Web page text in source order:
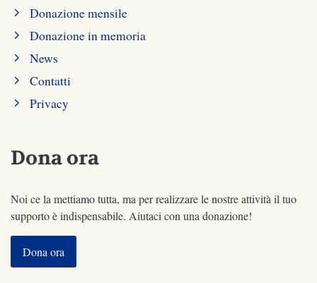
Donazione mensile
Donazione in memoria
News
Contatti
Privacy
Dona ora
Noi ce la mettiamo tutta, ma per realizzare le nostre attività il tuo
supporto è indispensabile. Aiutaci con una donazione!
Dona ora